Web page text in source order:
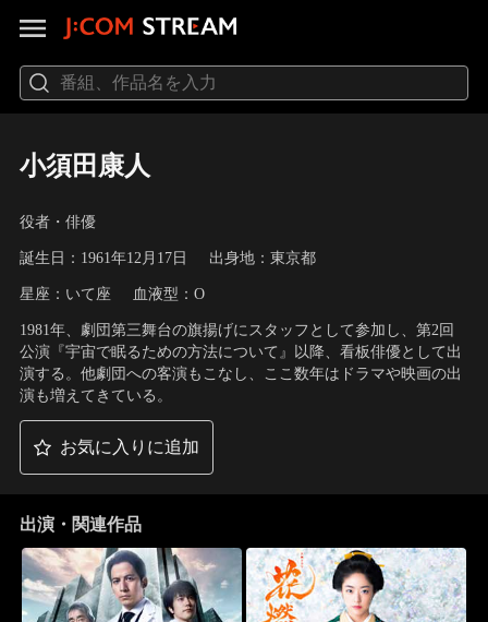
小須田康人
役者・俳優
誕生日：1961年12月17日 出身地：東京都
星座：いて座 血液型：O
1981年、劇団第三舞台の旗揚げにスタッフとして参加し、第2回
公演『宇宙で眠るための方法について』以降、看板俳優として出
演する。他劇団への客演もこなし、ここ数年はドラマや映画の出
演も増えてきている。
お気に入りに追加
出演・関連作品